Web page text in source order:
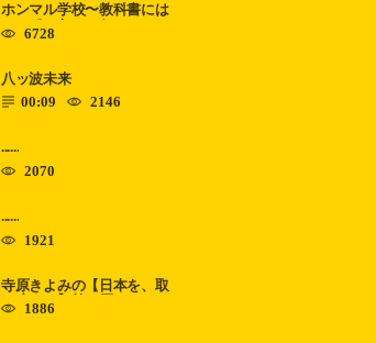
ホンマル学校〜教科書には
のっていないこと〜 ......
6728
八ッ波未来
00:09
2146
......
2070
......
1921
寺原きよみの【日本を、取
り戻す！】第11回
1886